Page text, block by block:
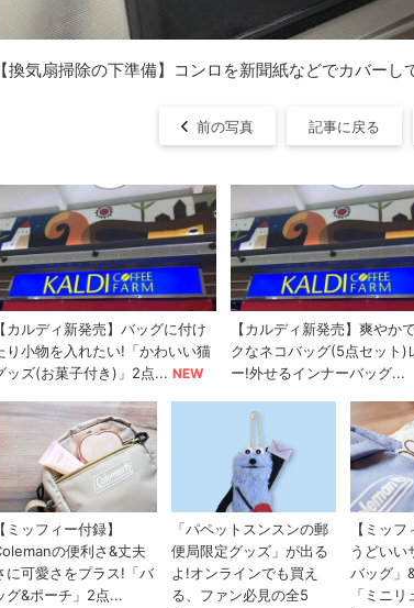
【換気扇掃除の下準備】コンロを新聞紙などでカバー
前の写真 記事に戻る